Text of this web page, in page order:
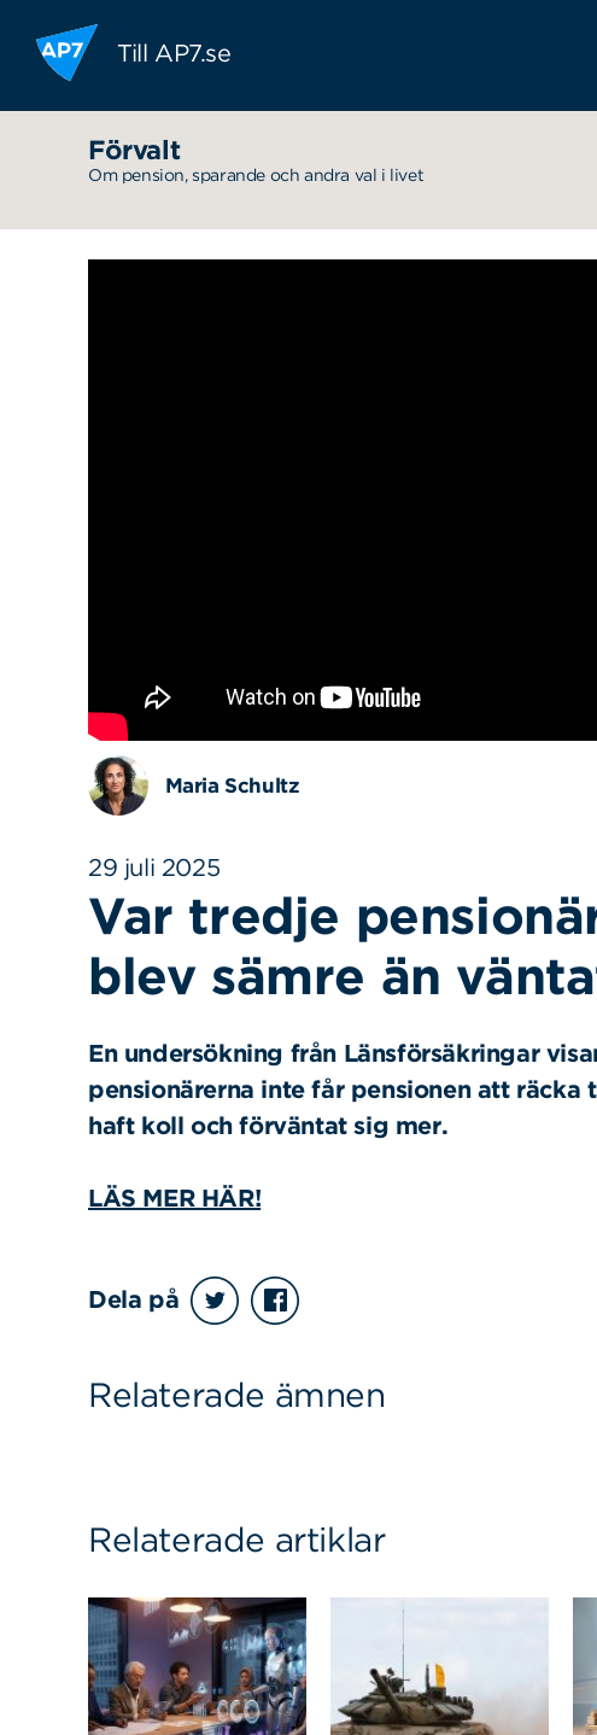
Hoppa till innehållet
Till AP7.se
Förvalt
Om pension, sparande och andra val i livet
Maria Schultz
29 juli 2025
Var tredje
blev sämre än
En undersökning från Länsförsäkringar
pensionärerna inte får pensionen att räcka
haft koll och förväntat sig mer.
LÄS MER HÄR!
Dela på
Relaterade ämnen
Relaterade artiklar
Sök på sidan:Sök